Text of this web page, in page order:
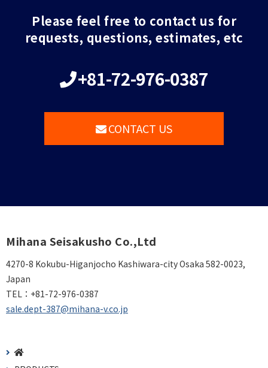
Please feel free to contact us for
requests, questions, estimates, etc
+81-72-976-0387
CONTACT US
Mihana Seisakusho Co.,Ltd
4270-8 Kokubu-Higanjocho Kashiwara-city Osaka 582-0023,
Japan
TEL： +81-72-976-0387
sale.dept-387@mihana-v.co.jp